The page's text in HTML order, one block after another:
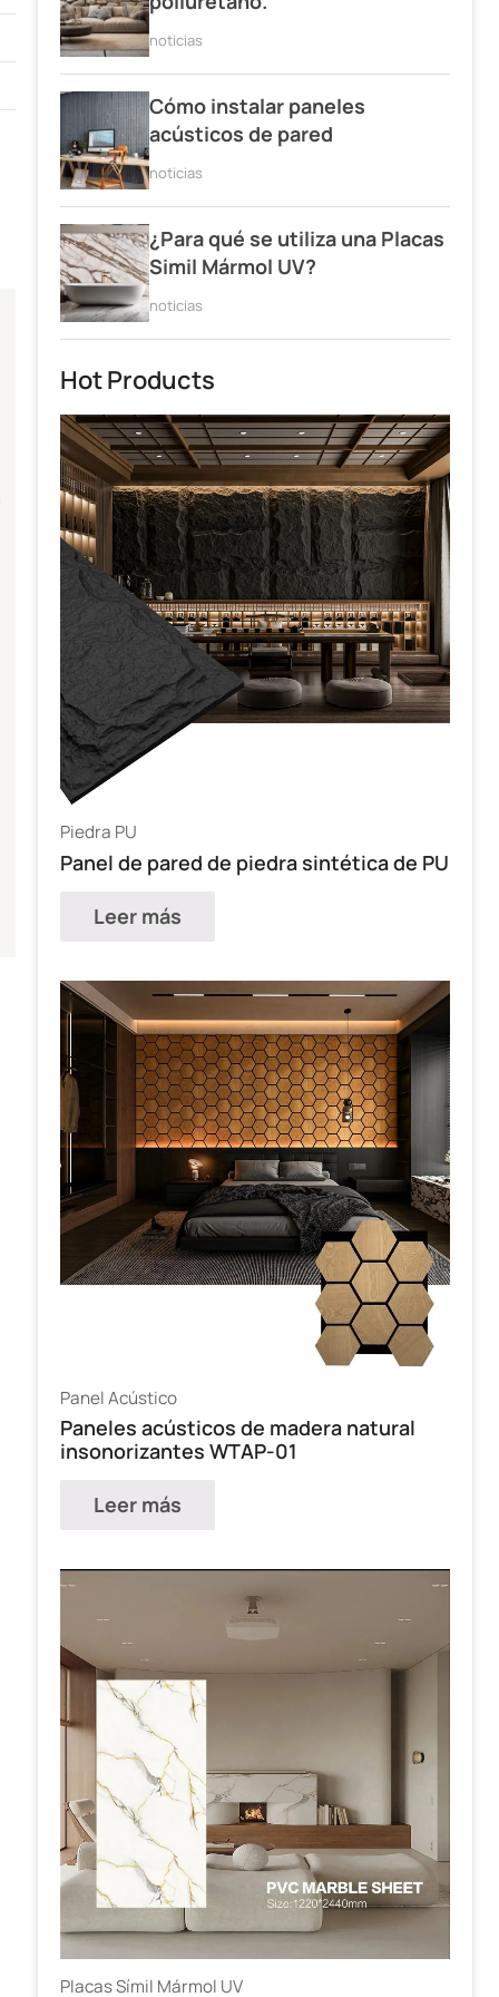
noticias
Cómo instalar paneles
acústicos de pared
noticias
¿Para qué se utiliza una Placas
Simil Mármol UV?
noticias
Hot Products
Piedra PU
Panel de pared de piedra sintética de PU
Leer más
Panel Acústico
Paneles acústicos de madera natural
insonorizantes WTAP-01
Leer más
Placas Símil Mármol UV